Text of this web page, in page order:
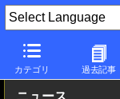
カテゴリ 過去記事
PC Watch パソコ
ニュース